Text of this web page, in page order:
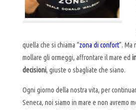
quella che si chiama “zona di confort”. Ma
mollare gli ormeggi, affrontare il mare ed
decisioni, giuste o sbagliate che siano.
Ogni giorno della nostra vita, per
Seneca, noi siamo in mare e non avremo